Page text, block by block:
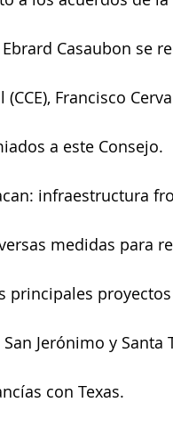
Casaubon se
Francisco
a este Consejo.
infraestructura
medidas para
principales
Jerónimo y Santa
con Texas.